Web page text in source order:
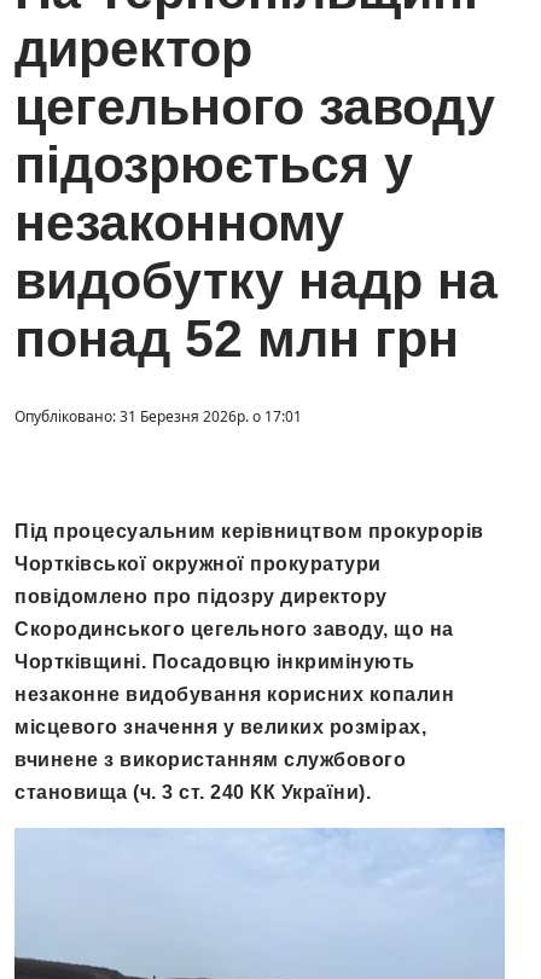
директор
цегельного заводу
підозрюється у
незаконному
видобутку надр на
понад 52 млн грн
Опубліковано: 31 Березня 2026р. о 17:01
Під процесуальним керівництвом прокурорів
Чортківської окружної прокуратури
повідомлено про підозру директору
Скородинського цегельного заводу, що на
Чортківщині. Посадовцю інкримінують
незаконне видобування корисних копалин
місцевого значення у великих розмірах,
вчинене з використанням службового
становища (ч. 3 ст. 240 КК України).